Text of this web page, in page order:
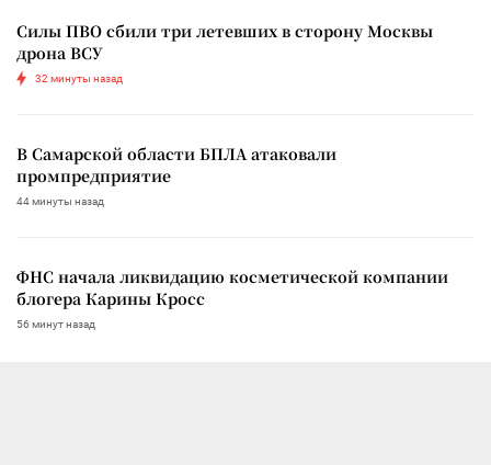
Силы ПВО сбили три летевших в сторону Москвы
дрона ВСУ
32 минуты назад
В Самарской области БПЛА атаковали
промпредприятие
44 минуты назад
ФНС начала ликвидацию косметической компании
блогера Карины Кросс
56 минут назад